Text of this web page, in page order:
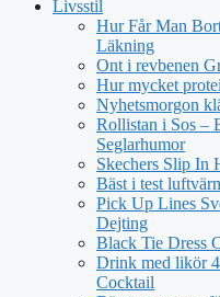
Livsstil
Hur Får Man
Läkning
Ont i revbenen
Hur mycket
Nyhetsmorgon
Rollistan i Sos –
Seglarhumor
Skechers Slip In
Bäst i test
Pick Up Lines
Dejting
Black Tie Dress
Drink med likör
Cocktail